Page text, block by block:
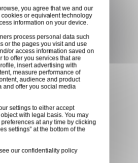
en magasin ou
livrer chez vous ou
points relais de notre
GLS, partout en
métropolitaine et en
24h et 48h après
des produits
sécurisé
CB, virement,
Paypal, ...
you agree that we and our
or equivalent technology
information on your device.
process personal data such
or the pages you visit and use
or access information saved on
to offer you services that are
insert advertising with
measure performance of
audience and product
and offer you social media
settings to either accept
with legal basis. You may
at any time by clicking
settings” at the bottom of the
ourconfidentiality policy